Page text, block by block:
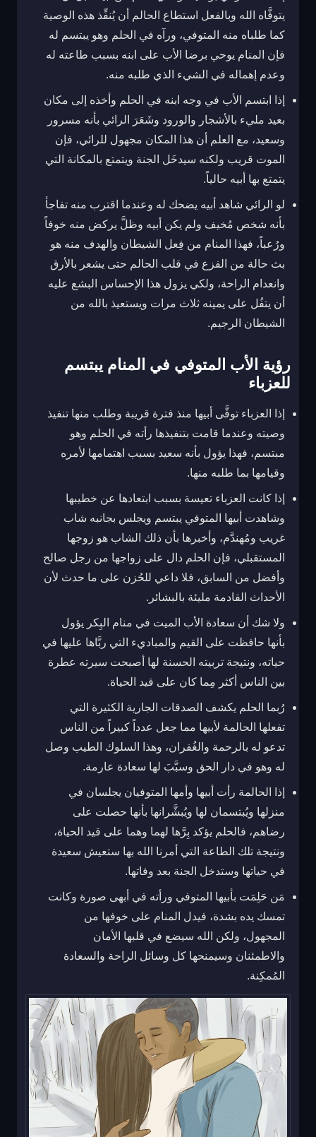
يتوفَّاه الله وبالفعل استطاع الحالم أن يُنفِّذ هذه الوصية
كما طلباه منه المتوفي، ورآه في الحلم وهو يبتسم له
فإن المنام يوحي برضا الأب على ابنه بسبب طاعته له
وعدم إهماله في الشيء الذي طلبه منه.
إذا ابتسم الأب في وجه ابنه في الحلم وأخذه إلى مكان
بعيد مليء بالأشجار والورود وشَعَرَ الرائي بأنه مسرور
وسعيد، مع العلم أن هذا المكان مجهول للرائي، فإن
الموت قريب ولكنه سيدخَل الجنة ويتمتع بالمكانة التي
يتمتع بها أبيه حالياً.
لو الرائي شاهد أبيه يضحك له وعندما اقترب منه تفاجأ
بأنه شخص مُخيف ولم يكن أبيه وظلَّ يركض منه خوفاً
ورُعباً، فهذا المنام من فِعل الشيطان والهدف منه هو
بث حالة من الفزع في قلب الحالم حتى يشعر بالأرق
وانعدام الراحة، ولكي يزول هذا الإحساس البشع عليه
أن يتفُل على يمينه ثلاث مرات ويستعيذ بالله من
الشيطان الرجيم.
رؤية الأب المتوفي في المنام يبتسم
للعزباء
إذا العزباء توفَّى أبيها منذ فترة قريبة وطلب منها تنفيذ
وصيته وعندما قامت بتنفيذها رأته في الحلم وهو
مبتسم، فهذا يؤول بأنه سعيد بسبب اهتمامها لأمره
وقيامها بما طلبه منها.
إذا كانت العزباء تعيسة بسبب ابتعادها عن خطيبها
وشاهدت أبيها المتوفي يبتسم ويجلس بجانبه شاب
غريب ومُهندَّم، وأخبرها بأن ذلك الشاب هو زوجها
المستقبلي، فإن الحلم دال على زواجها من رجل صالح
وأفضل من السابق، فلا داعي للحُزن على ما حدث لأن
الأحداث القادمة مليئة بالبشائر.
ولا شك أن سعادة الأب الميت في منام البِكر يؤول
بأنها حافظت على القيم والمباديء التي ربَّاها عليها في
حياته، ونتيجة تربيته الحسنة لها أصبحت سيرته عطرة
بين الناس أكثر مِما كان على قيد الحياة.
رُبما الحلم يكشف الصدقات الجارية الكثيرة التي
تفعلها الحالمة لأبيها مما جعل عدداً كبيراً من الناس
تدعو له بالرحمة والغُفران، وهذا السلوك الطيب وصل
له وهو في دار الحق وسبَّبَ لها سعادة عارمة.
إذا الحالمة رأت أبيها وأمها المتوفيان يجلسان في
منزلها ويُبتسمان لها ويُبشَّرانها بأنها حصلت على
رضاهم، فالحلم يؤكد بِرَّها لهما وهما على قيد الحياة،
ونتيجة تلك الطاعة التي أمرنا الله بها ستعيش سعيدة
في حياتها وستدخل الجنة بعد وفاتها.
مَن حَلِمَت بأبيها المتوفي ورأته في أبهى صورة وكانت
تمسك يده بشدة، فيدل المنام على خوفها من
المجهول، ولكن الله سيضع في قلبها الأمان
والاطمئنان وسيمنحها كل وسائل الراحة والسعادة
المُمكِنة.